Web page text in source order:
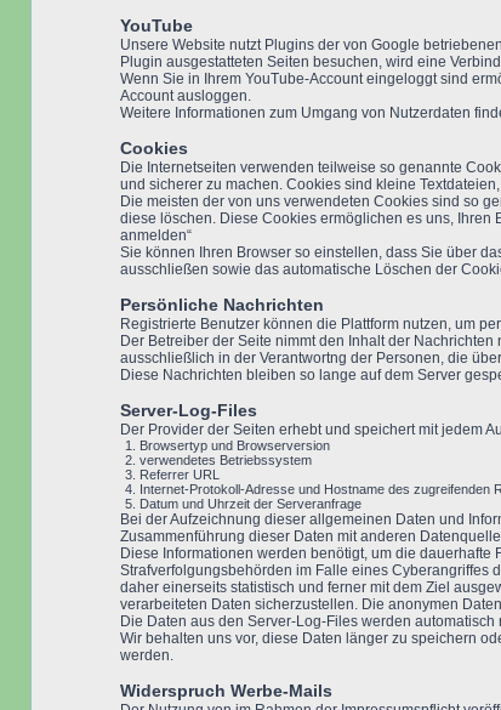
YouTube
Unsere Website nutzt Plugins der von Google
Plugin ausgestatteten Seiten besuchen, wird eine
Wenn Sie in Ihrem YouTube-Account eingeloggt sind
Account ausloggen.
Weitere Informationen zum Umgang von Nutzerdaten
Cookies
Die Internetseiten verwenden teilweise so genannte
und sicherer zu machen. Cookies sind kleine
Die meisten der von uns verwendeten Cookies sind so
diese löschen. Diese Cookies ermöglichen es uns, Ihren
anmelden“
Sie können Ihren Browser so einstellen, dass Sie über
ausschließen sowie das automatische Löschen der
Persönliche Nachrichten
Registrierte Benutzer können die Plattform nutzen, um
Der Betreiber der Seite nimmt den Inhalt der
ausschließlich in der Verantwortng der Personen, die
Diese Nachrichten bleiben so lange auf dem Server
Server-Log-Files
Der Provider der Seiten erhebt und speichert mit jedem
Browsertyp und Browserversion
verwendetes Betriebssystem
Referrer URL
Internet-Protokoll-Adresse und Hostname des zugreifenden
Datum und Uhrzeit der Serveranfrage
Bei der Aufzeichnung dieser allgemeinen Daten und
Zusammenführung dieser Daten mit anderen
Diese Informationen werden benötigt, um die
Strafverfolgungsbehörden im Falle eines Cyberangriffes
daher einerseits statistisch und ferner mit dem Ziel
verarbeiteten Daten sicherzustellen. Die anonymen
Die Daten aus den Server-Log-Files werden
Wir behalten uns vor, diese Daten länger zu speichern
werden.
Widerspruch Werbe-Mails